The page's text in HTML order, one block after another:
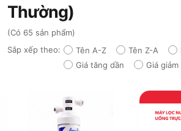
Thường)
(Có 65 sản phẩm)
Sắp xếp theo:
Tên A-Z Tên Z-A
Giá tăng dần
Giá giảm